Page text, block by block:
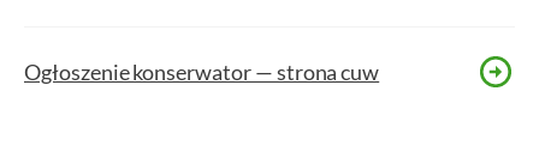
Ogłoszenie konserwator — strona cuw